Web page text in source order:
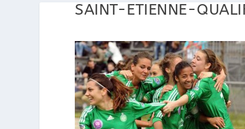
SAINT-ETIENNE-